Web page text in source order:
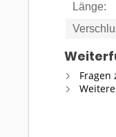
Länge:
Fragen